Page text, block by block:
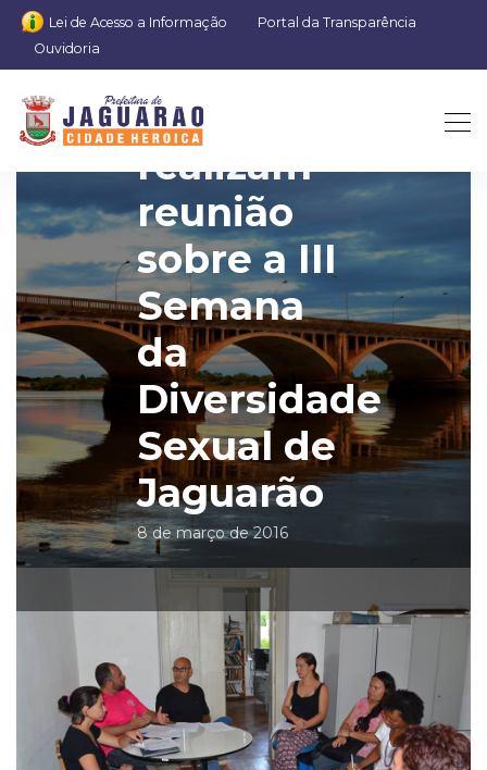
Lei de Acesso a Informação
Portal da Transparência
Ouvidoria
Gestores
realizam
reunião
sobre a III
Semana
da
Diversidade
Sexual de
Jaguarão
8 de março de 2016